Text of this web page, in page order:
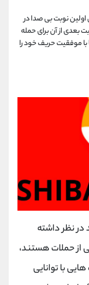
نوبت بی صدا در
بعدی از آن برای حمله
موفقیت حریف خود را
در نظر داشته
از حملات هستند،
با توانایی